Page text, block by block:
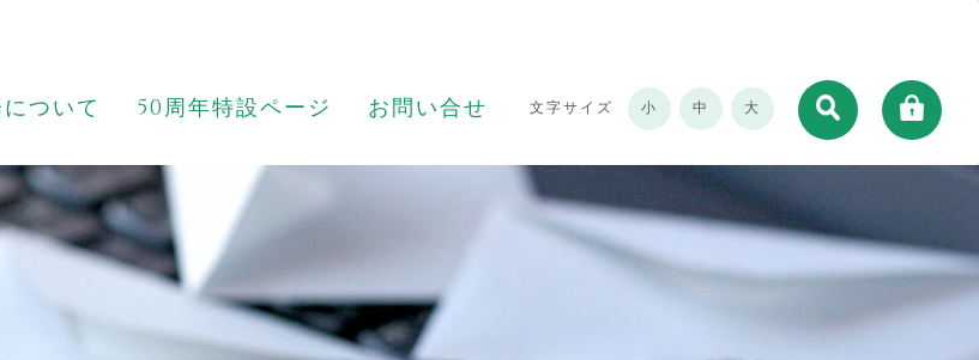
ついて 50周年特設ページ お問い合せ 文字サイズ 小 中 大